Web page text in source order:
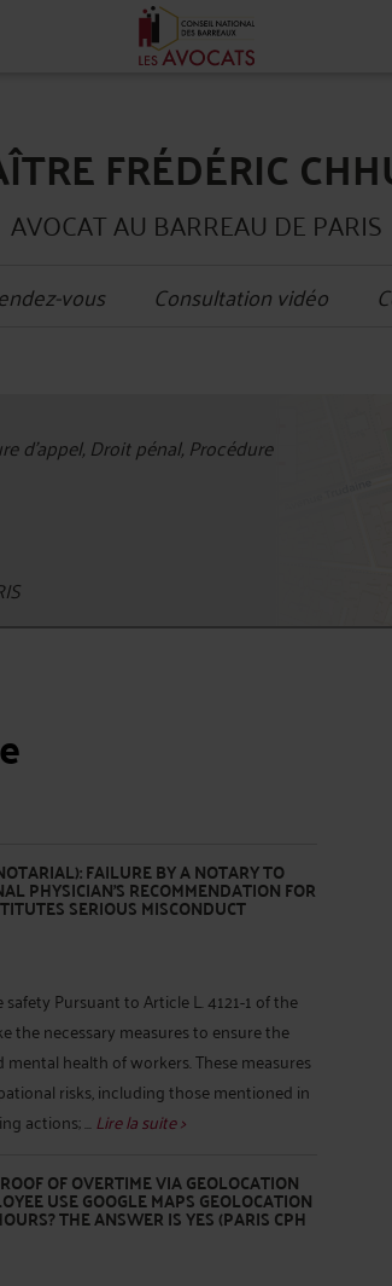
FRÉDÉRIC
AVOCAT AU BARREAU DE PARIS
vous Consultation vidéo
d'appel, Droit pénal, Procédure−
FAILURE BY A NOTARY TO
PHYSICIAN'S RECOMMENDATION FOR
SERIOUS MISCONDUCT
Pursuant to Article L. 4121-1 of the
the necessary measures to ensure the
health of workers. These measures
risks, including those mentioned in
actions; ...Lire la suite >
OF OVERTIME VIA GEOLOCATION
USE GOOGLE MAPS GEOLOCATION
THE ANSWER IS YES (PARIS CPH